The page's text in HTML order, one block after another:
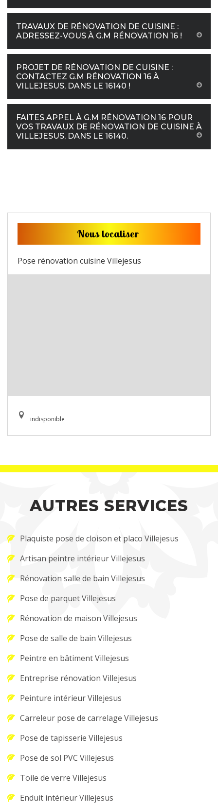
TRAVAUX DE RÉNOVATION DE CUISINE :
ADRESSEZ-VOUS À G.M RÉNOVATION 16 !
PROJET DE RÉNOVATION DE CUISINE :
CONTACTEZ G.M RÉNOVATION 16 À
VILLEJESUS, DANS LE 16140 !
FAITES APPEL À G.M RÉNOVATION 16 POUR
VOS TRAVAUX DE RÉNOVATION DE CUISINE À
VILLEJESUS, DANS LE 16140.
Nous localiser
Pose rénovation cuisine Villejesus
indisponible
AUTRES SERVICES
Plaquiste pose de cloison et placo Villejesus
Artisan peintre intérieur Villejesus
Rénovation salle de bain Villejesus
Pose de parquet Villejesus
Rénovation de maison Villejesus
Pose de salle de bain Villejesus
Peintre en bâtiment Villejesus
Entreprise rénovation Villejesus
Peinture intérieur Villejesus
Carreleur pose de carrelage Villejesus
Pose de tapisserie Villejesus
Pose de sol PVC Villejesus
Toile de verre Villejesus
Enduit intérieur Villejesus